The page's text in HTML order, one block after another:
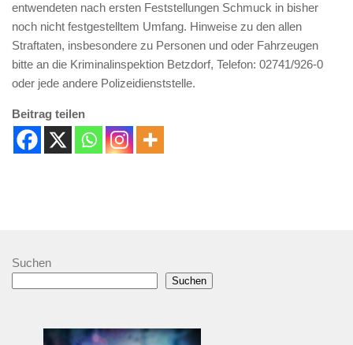
entwendeten nach ersten Feststellungen Schmuck in bisher
noch nicht festgestelltem Umfang. Hinweise zu den allen
Straftaten, insbesondere zu Personen und oder Fahrzeugen
bitte an die Kriminalinspektion Betzdorf, Telefon: 02741/926-0
oder jede andere Polizeidienststelle.
Beitrag teilen
Suchen
Suchen